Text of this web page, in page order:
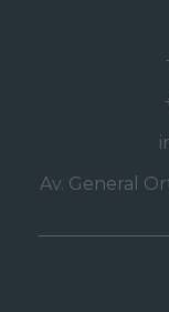
Av. General